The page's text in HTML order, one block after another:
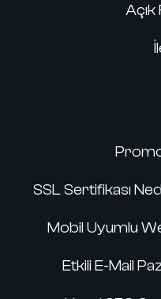
Açık
SSL Sertifikası
Mobil Uyumlu
Etkili E-Mail